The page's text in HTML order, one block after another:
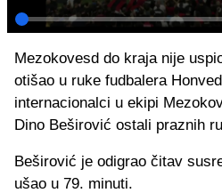
Mezokovesd do kraja nije
otišao u ruke fudbalera
internacionalci u ekipi
Dino Beširović ostali praznih
Beširović je odigrao čitav
ušao u 79. minuti.